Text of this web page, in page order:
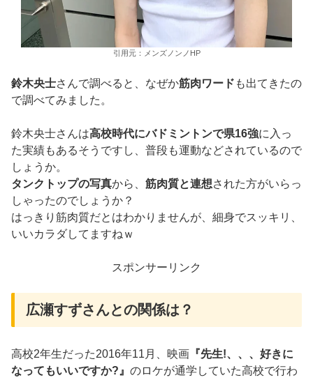
引用元：メンズノンノHP
鈴木央士さんで調べると、なぜか筋肉ワード も出てきたの
で調べてみました。
鈴木央士さんは高校時代にバドミントンで県16強に入っ
た実績もあるそうですし、普段も運動などされているので
しょうか。
タンクトップの写真から、 筋肉質と連想された方がいらっ
しゃったのでしょうか？
はっきり筋肉質だとはわかりませんが、細身でスッキリ、
いいカラダしてますねｗ
スポンサーリンク
広瀬すずさんとの関係は？
高校2年生だった2016年11月、映画 『先生!、、、好きに
なってもいいですか?』 のロケが通学していた高校で行わ